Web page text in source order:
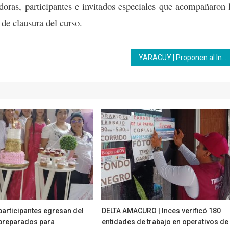
participantes e invitados especiales que acompañaron
clausura del curso.
egresan del
para
DELTA AMACURO | Inces verificó 180
entidades de trabajo en operativos de